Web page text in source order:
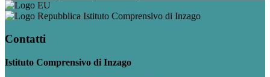
Istituto Comprensivo di Inzago
Contatti
Istituto Comprensivo di Inzago